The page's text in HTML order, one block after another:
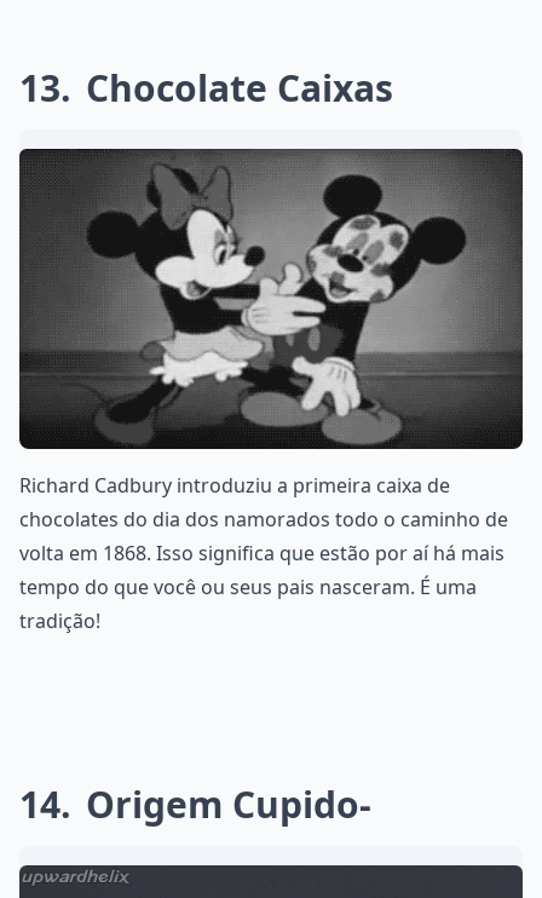
13 Chocolate Caixas
Richard Cadbury introduziu a primeira caixa de
chocolates do dia dos namorados todo o caminho de
volta em 1868. Isso significa que estão por aí há mais
tempo do que você ou seus pais nasceram. É uma
tradição!
14 Origem Cupido-